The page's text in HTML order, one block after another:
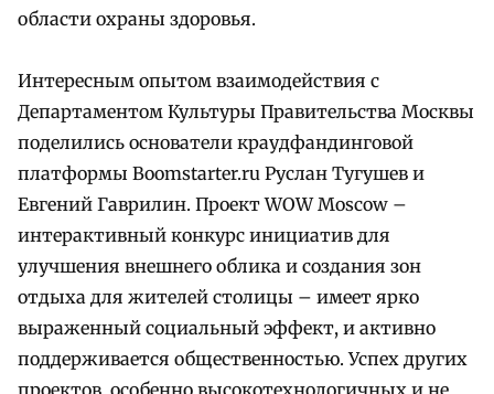
области охраны здоровья.
Интересным опытом взаимодействия с
Департаментом Культуры Правительства Москвы
поделились основатели краудфандинговой
платформы Boomstarter.ru Руслан Тугушев и
Евгений Гаврилин. Проект WOW Moscow –
интерактивный конкурс инициатив для
улучшения внешнего облика и создания зон
отдыха для жителей столицы – имеет ярко
выраженный социальный эффект, и активно
поддерживается общественностью. Успех других
проектов, особенно высокотехнологичных и не